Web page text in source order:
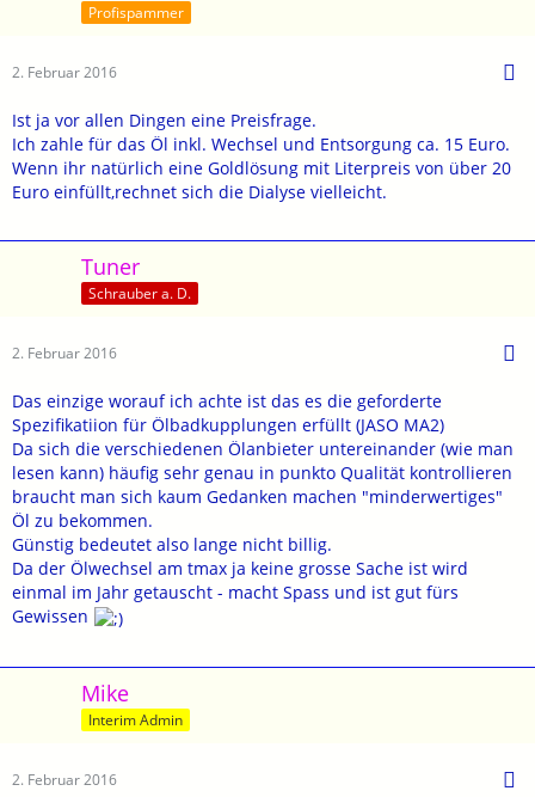
Profispammer
2. Februar 2016
Ist ja vor allen Dingen eine Preisfrage.
Ich zahle für das Öl inkl. Wechsel und Entsorgung ca. 15 Euro.
Wenn ihr natürlich eine Goldlösung mit Literpreis von über 20
Euro einfüllt,rechnet sich die Dialyse vielleicht.
Tuner
Schrauber a. D.
2. Februar 2016
Das einzige worauf ich achte ist das es die geforderte
Spezifikatiion für Ölbadkupplungen erfüllt (JASO MA2)
Da sich die verschiedenen Ölanbieter untereinander (wie man
lesen kann) häufig sehr genau in punkto Qualität kontrollieren
braucht man sich kaum Gedanken machen "minderwertiges"
Öl zu bekommen.
Günstig bedeutet also lange nicht billig.
Da der Ölwechsel am tmax ja keine grosse Sache ist wird
einmal im Jahr getauscht - macht Spass und ist gut fürs
Gewissen
Mike
Interim Admin
2. Februar 2016